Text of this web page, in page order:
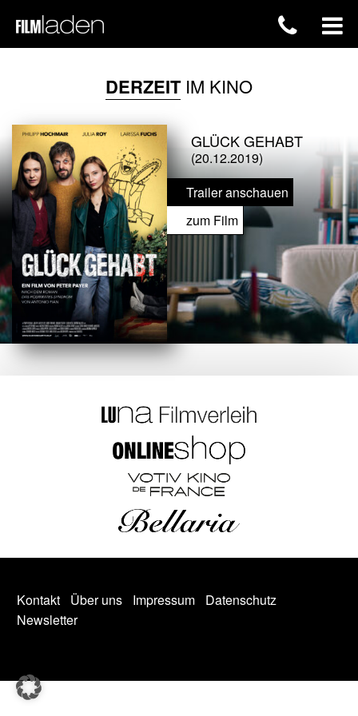
DERZEITIM KINO
GLÜCK GEHABT
(20.12.2019)
Trailer anschauen
zum Film
Kontakt Über uns Impressum
Datenschutz
Newsletter